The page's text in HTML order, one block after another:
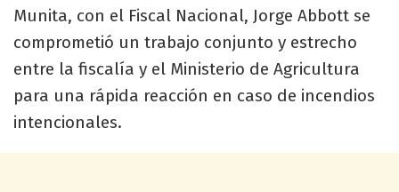
Munita, con el Fiscal Nacional, Jorge Abbott se
comprometió un trabajo conjunto y estrecho
entre la fiscalía y el Ministerio de Agricultura
para una rápida reacción en caso de incendios
intencionales.